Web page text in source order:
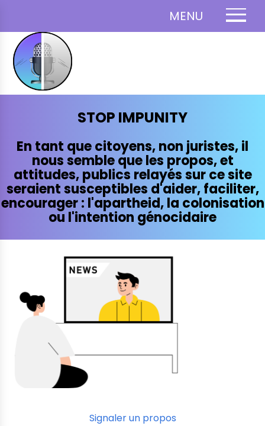
MENU
STOP IMPUNITY
En tant que citoyens, non juristes, il
nous semble que les propos, et
attitudes, publics relayés sur ce site
seraient susceptibles d'aider, faciliter,
encourager : l'apartheid, la colonisation
ou l'intention génocidaire
Signaler un propos